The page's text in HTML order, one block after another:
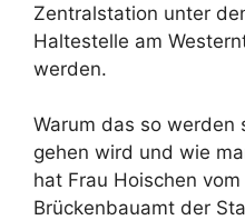
Zentralstation unter
Haltestelle am
werden.
Warum das so werden
gehen wird und wie
hat Frau Hoischen
Brückenbauamt der